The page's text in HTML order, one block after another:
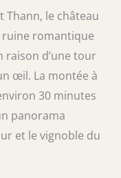
Thann, le château
ruine romantique
raison d’une tour
œil. La montée à
30 minutes
panorama
et le vignoble du